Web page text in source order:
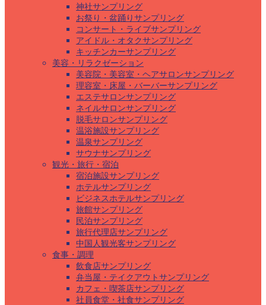
神社サンプリング
お祭り・盆踊りサンプリング
コンサート・ライブサンプリング
アイドル・オタクサンプリング
キッチンカーサンプリング
美容・リラクゼーション
美容院・美容室・ヘアサロンサンプリング
理容室・床屋・バーバーサンプリング
エステサロンサンプリング
ネイルサロンサンプリング
脱毛サロンサンプリング
温浴施設サンプリング
温泉サンプリング
サウナサンプリング
観光・旅行・宿泊
宿泊施設サンプリング
ホテルサンプリング
ビジネスホテルサンプリング
旅館サンプリング
民泊サンプリング
旅行代理店サンプリング
中国人観光客サンプリング
食事・調理
飲食店サンプリング
弁当屋・テイクアウトサンプリング
カフェ・喫茶店サンプリング
社員食堂・社食サンプリング